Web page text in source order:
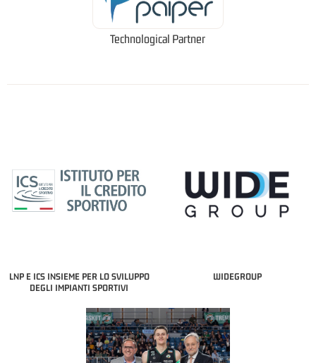
Technological Partner
LNP E ICS INSIEME PER LO SVILUPPO
DEGLI IMPIANTI SPORTIVI
WIDEGROUP